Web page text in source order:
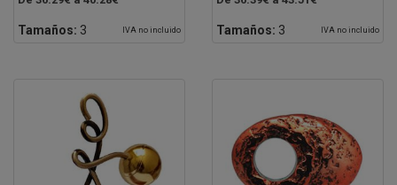
Tamaños: 3 IVA no incluido Tamaños: 3 IVA no incluido